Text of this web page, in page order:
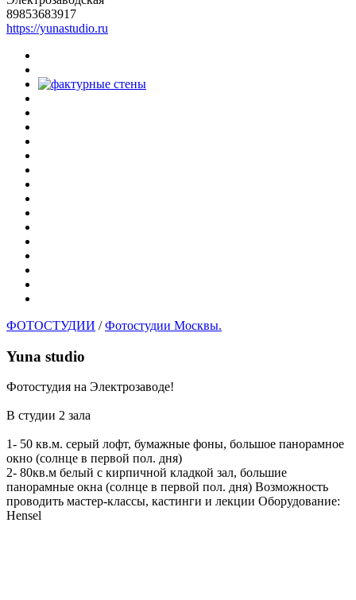
89853683917
https://yunastudio.ru
ФОТОСТУДИИ /Фотостудии Москвы.
Yuna studio
Фотостудия на Электрозаводе!
В студии 2 зала
1- 50 кв.м. серый лофт, бумажные фоны, большое панорамное
окно (солнце в первой пол. дня)
2- 80кв.м белый с кирпичной кладкой зал, большие
панорамные окна (солнце в первой пол. дня) Возможность
проводить мастер-классы, кастинги и лекции Оборудование:
Hensel